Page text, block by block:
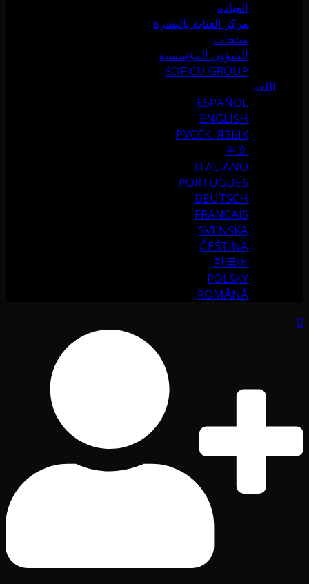
العيادة
مركز العناية بالبشرة
منتجات
الشؤون المؤسسية
SOFICU GROUP
اللغة
ESPAÑOL
ENGLISH
РУССК. ЯЗЫК
中文
ITALIANO
PORTUGUÉS
DEUTSCH
FRANÇAIS
SVENSKA
ČEŠTINA
한국어
POLSKY
ROMÂNĂ